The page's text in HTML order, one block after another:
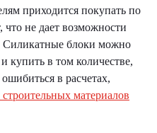
приходится покупать по
не дает возможности
Силикатные блоки можно
купить в том количестве,
в расчетах,
строительных материалов